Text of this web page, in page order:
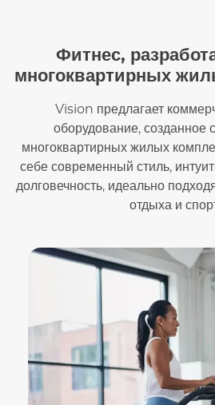
Фитнес,
многоквартирных
Vision предлагает
оборудование, созданное
многоквартирных жилых
себе современный стиль,
долговечность, идеально
отдыха и